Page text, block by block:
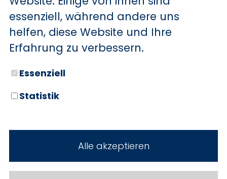
Raucher-Paket
Reifen-Reparaturkit
Schadstoffarm nach Abgasnorm Euro 6
Schiebetür Lade-/Fahrgastraum links
Schiebetür Lade-/Fahrgastraum rechts
Seitenschutzleisten breit
Sitze im Lade-/FG-Raum: 1.Reihe, 3er-
Stoßfänger teillackiert
essenziell, während andere uns
helfen, diese Website und Ihre
Erfahrung zu verbessern.
Essenziell
Statistik
Alle akzeptieren